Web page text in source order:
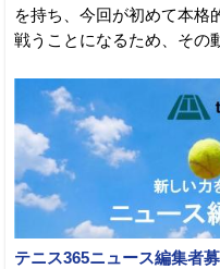
を持ち、今回が初めて本格
戦うことになるため、その
テニス365ニュース編集者募